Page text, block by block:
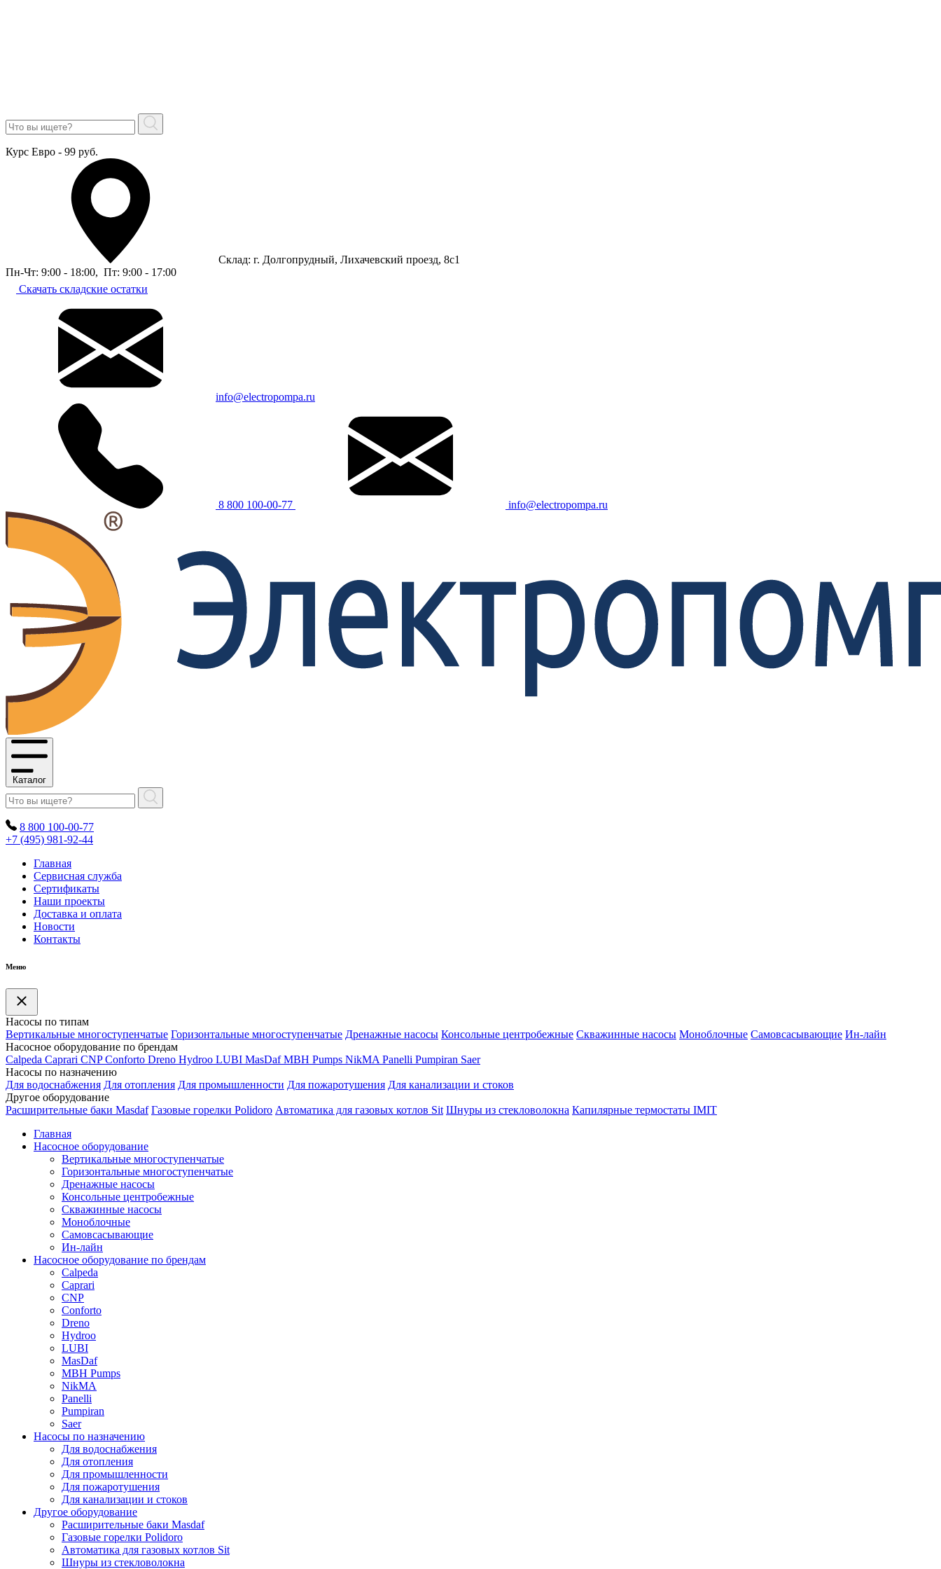
Курс Евро - 99 руб.
Склад: г. Долгопрудный, Лихачевский проезд, 8c1
Пн-Чт: 9:00 - 18:00, Пт: 9:00 - 17:00
Скачать складские остатки
info@electropompa.ru
8 800 100-00-77 info@electropompa.ru
Каталог
8 800 100-00-77
+7 (495) 981-92-44
Главная
Сервисная служба
Сертификаты
Наши проекты
Доставка и оплата
Новости
Контакты
Меню
Насосы по типам
Вертикальные многоступенчатые Горизонтальные многоступенчатые Дренажные насосы Консольные центробежные Скважинные насосы Моноблочные Самовсасывающие Ин-лайн
Насосное оборудование по брендам
Calpeda Caprari CNP Conforto Dreno Hydroo LUBI MasDaf MBH Pumps NikMA Panelli Pumpiran Saer
Насосы по назначению
Для водоснабжения Для отопления Для промышленности Для пожаротушения Для канализации и стоков
Другое оборудование
Расширительные баки Masdaf Газовые горелки Polidoro Автоматика для газовых котлов Sit Шнуры из стекловолокна Капилярные термостаты IMIT
Главная
Насосное оборудование
Вертикальные многоступенчатые
Горизонтальные многоступенчатые
Дренажные насосы
Консольные центробежные
Скважинные насосы
Моноблочные
Самовсасывающие
Ин-лайн
Насосное оборудование по брендам
Calpeda
Caprari
CNP
Conforto
Dreno
Hydroo
LUBI
MasDaf
MBH Pumps
NikMA
Panelli
Pumpiran
Saer
Насосы по назначению
Для водоснабжения
Для отопления
Для промышленности
Для пожаротушения
Для канализации и стоков
Другое оборудование
Расширительные баки Masdaf
Газовые горелки Polidoro
Автоматика для газовых котлов Sit
Шнуры из стекловолокна